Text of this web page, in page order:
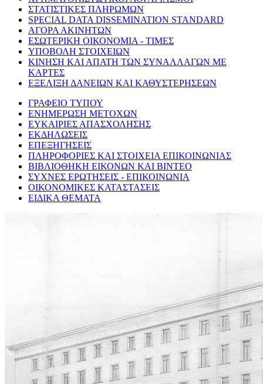
ΣΤΑΤΙΣΤΙΚΕΣ ΠΛΗΡΩΜΩΝ
SPECIAL DATA DISSEMINATION STANDARD
ΑΓΟΡΑ ΑΚΙΝΗΤΩΝ
ΕΣΩΤΕΡΙΚΗ ΟΙΚΟΝΟΜΙΑ - ΤΙΜΕΣ
ΥΠΟΒΟΛΗ ΣΤΟΙΧΕΙΩΝ
ΚΙΝΗΣΗ ΚΑΙ ΑΠΑΤΗ ΤΩΝ ΣΥΝΑΛΛΑΓΩΝ ΜΕ
ΚΑΡΤΕΣ
ΕΞΕΛΙΞΗ ΔΑΝΕΙΩΝ ΚΑΙ ΚΑΘΥΣΤΕΡΗΣΕΩΝ
ΓΡΑΦΕΙΟ ΤΥΠΟΥ
ΕΝΗΜΕΡΩΣΗ ΜΕΤΟΧΩΝ
ΕΥΚΑΙΡΙΕΣ ΑΠΑΣΧΟΛΗΣΗΣ
ΕΚΔΗΛΩΣΕΙΣ
ΕΠΕΞΗΓΗΣΕΙΣ
ΠΛΗΡΟΦΟΡΙΕΣ ΚΑΙ ΣΤΟΙΧΕΙΑ ΕΠΙΚΟΙΝΩΝΙΑΣ
ΒΙΒΛΙΟΘΗΚΗ ΕΙΚΟΝΩΝ ΚΑΙ ΒΙΝΤΕΟ
ΣΥΧΝΕΣ ΕΡΩΤΗΣΕΙΣ - ΕΠΙΚΟΙΝΩΝΙΑ
ΟΙΚΟΝΟΜΙΚΕΣ ΚΑΤΑΣΤΑΣΕΙΣ
ΕΙΔΙΚΑ ΘΕΜΑΤΑ